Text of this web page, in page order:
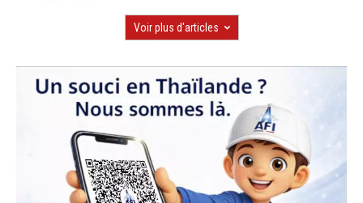
Voir plus d'articles